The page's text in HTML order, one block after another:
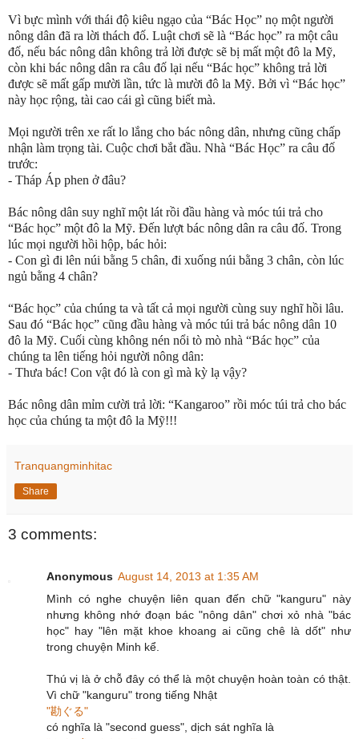
Vì bực mình với thái độ kiêu ngạo của “Bác Học” nọ một người
nông dân đã ra lời thách đố. Luật chơi sẽ là “Bác học” ra một câu
đố, nếu bác nông dân không trả lời được sẽ bị mất một đô la Mỹ,
còn khi bác nông dân ra câu đố lại nếu “Bác học” không trả lời
được sẽ mất gấp mười lần, tức là mười đô la Mỹ. Bởi vì “Bác học”
này học rộng, tài cao cái gì cũng biết mà.
Mọi người trên xe rất lo lắng cho bác nông dân, nhưng cũng chấp
nhận làm trọng tài. Cuộc chơi bắt đầu. Nhà “Bác Học” ra câu đố
trước:
- Tháp Áp phen ở đâu?
Bác nông dân suy nghĩ một lát rồi đầu hàng và móc túi trả cho
“Bác học” một đô la Mỹ. Đến lượt bác nông dân ra câu đố. Trong
lúc mọi người hồi hộp, bác hỏi:
- Con gì đi lên núi bằng 5 chân, đi xuống núi bằng 3 chân, còn lúc
ngủ bằng 4 chân?
“Bác học” của chúng ta và tất cả mọi người cùng suy nghĩ hồi lâu.
Sau đó “Bác học” cũng đầu hàng và móc túi trả bác nông dân 10
đô la Mỹ. Cuối cùng không nén nổi tò mò nhà “Bác học” của
chúng ta lên tiếng hỏi người nông dân:
- Thưa bác! Con vật đó là con gì mà kỳ lạ vậy?
Bác nông dân mỉm cười trả lời: “Kangaroo” rồi móc túi trả cho bác
học của chúng ta một đô la Mỹ!!!
Tranquangminhitac
Share
3 comments:
Anonymous August 14, 2013 at 1:35 AM
Mình có nghe chuyện liên quan đến chữ "kanguru" này
nhưng không nhớ đoạn bác "nông dân" chơi xỏ nhà "bác
học" hay "lên mặt khoe khoang ai cũng chê là dốt" như
trong chuyện Minh kể.
Thú vị là ở chỗ đây có thể là một chuyện hoàn toàn có thật.
Vì chữ "kanguru" trong tiếng Nhật
"勘ぐる"
có nghĩa là "second guess", dịch sát nghĩa là